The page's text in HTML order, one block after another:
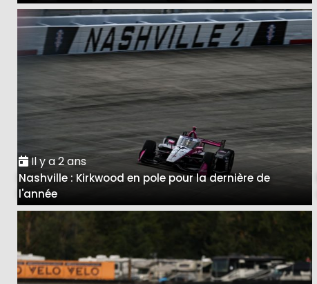
Il y a 2 ans
Nashville : Kirkwood en pole pour la dernière de
l'année